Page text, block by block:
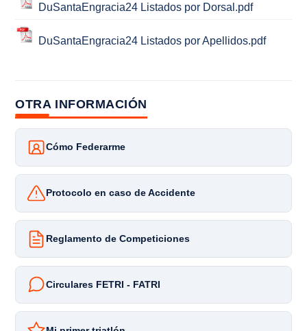
DuSantaEngracia24 Listados por Dorsal.pdf
DuSantaEngracia24 Listados por Apellidos.pdf
OTRA INFORMACIÓN
Cómo Federarme
Protocolo en caso de Accidente
Reglamento de Competiciones
Circulares FETRI - FATRI